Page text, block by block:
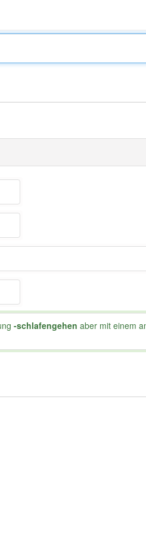
-schlafengehen aber mit einem